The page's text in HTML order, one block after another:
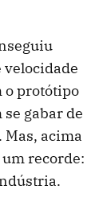
velocidade
o protótipo
gabar de
acima
recorde: